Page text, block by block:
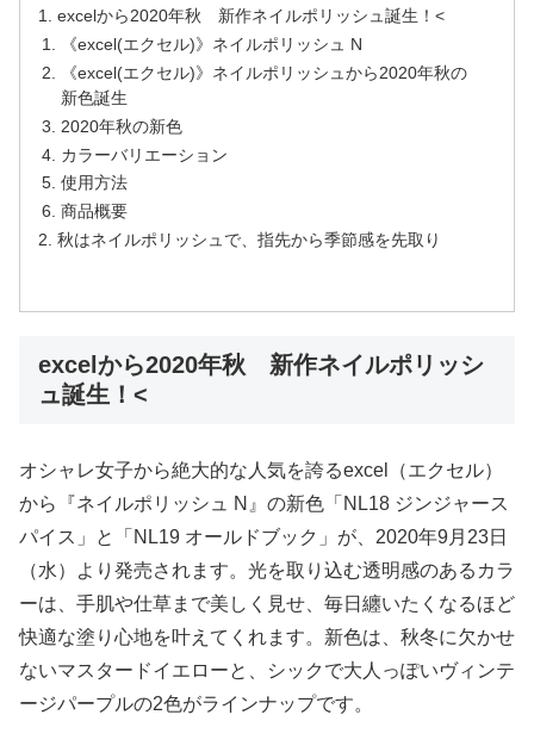
excelから2020年秋 新作ネイルポリッシュ誕生！<
《excel(エクセル)》ネイルポリッシュ N
《excel(エクセル)》ネイルポリッシュから2020年秋の
新色誕生
2020年秋の新色
カラーバリエーション
使用方法
商品概要
秋はネイルポリッシュで、指先から季節感を先取り
excelから2020年秋 新作ネイルポリッシ
ュ誕生！<
オシャレ女子から絶大的な人気を誇るexcel（エクセル）
から『ネイルポリッシュ N』の新色「NL18 ジンジャース
パイス」と「NL19 オールドブック」が、2020年9月23日
（水）より発売されます。光を取り込む透明感のあるカラ
ーは、手肌や仕草まで美しく見せ、毎日纏いたくなるほど
快適な塗り心地を叶えてくれます。新色は、秋冬に欠かせ
ないマスタードイエローと、シックで大人っぽいヴィンテ
ージパープルの2色がラインナップです。